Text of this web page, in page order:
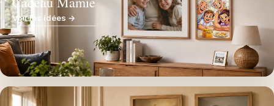
Voir les idées →